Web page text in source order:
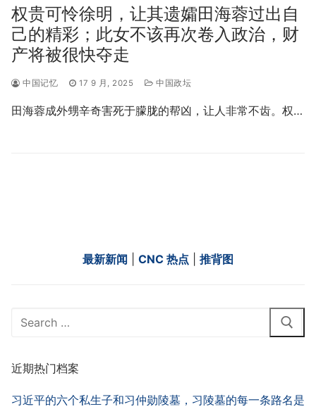
权贵可怜徐明，让其遗孀田海蓉过出自
己的精彩；此女不该再次卷入政治，财
产将被很快夺走
中国记忆 17 9 月, 2025 中国政坛
田海蓉成外甥辛奇害死于朦胧的帮凶，让人非常不齿。权…
最新新闻 CNC 热点 推背图
Search
近期热门档案
习近平的六个私生子和习仲勋陵墓，习陵墓的每一条路名是